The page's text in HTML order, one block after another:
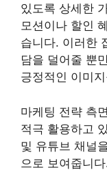
있도록 상세한
모션이나 할인
습니다. 이러한
담을 덜어줄 뿐
긍정적인 이미
마케팅 전략 측
적극 활용하고
및 유튜브 채널
으로 보여줍니